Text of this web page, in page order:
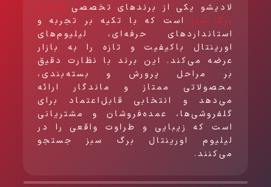
لادیشو یکی از برندهای تخصصی
شرکت
برگ سبز است که با تکیه بر تجربه و
استانداردهای حرفه‌ای، لیلیوم‌های
اورینتال باکیفیت و تازه را به بازار
عرضه می‌کند. این برند با نظارت دقیق
بر مراحل پرورش و بسته‌بندی،
محصولاتی ممتاز و ماندگار ارائه
می‌دهد و انتخابی قابل‌اعتماد برای
گلفروشی‌ها، عمده‌فروشان و مشتریانی
است که زیبایی و طراوت واقعی را در
لیلیوم اورینتال برگ سبز جستجو
می‌کنند.